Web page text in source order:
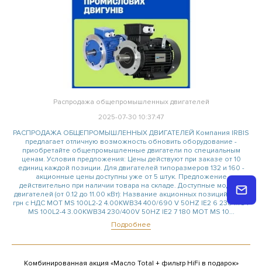
Распродажа общепромышленных двигателей
2025-07-30 10:37:47
РАСПРОДАЖА ОБЩЕПРОМЫШЛЕННЫХ ДВИГАТЕЛЕЙ Компания IRBIS
предлагает отличную возможность обновить оборудование -
приобретайте общепромышленные двигатели по специальным
ценам. Условия предложения: Цены действуют при заказе от 10
единиц каждой позиции. Для двигателей типоразмеров 132 и 160 -
акционные цены доступны уже от 5 штук. Предложение
действительно при наличии товара на складе. Доступные модели
двигателей (от 0.12 до 11.00 кВт): Название акционных позиций Цена,
грн с НДС MOT MS 100L2-2 4.00KWB34 400/690 V 50HZ IE2 6 238 MOT
MS 100L2-4 3.00KWB34 230/400V 50HZ IE2 7 180 MOT MS 10...
Подробнее
Комбинированная акция «Масло Total + фильтр HiFi в подарок»